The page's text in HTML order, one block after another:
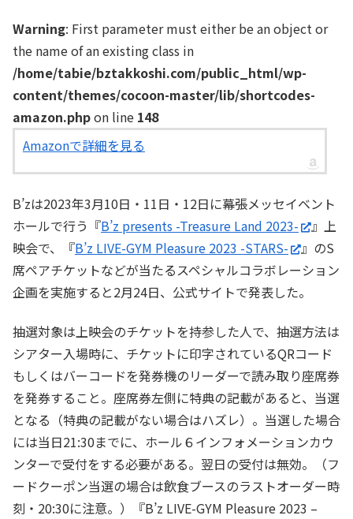
Warning: First parameter must either be an object or
the name of an existing class in
/home/tabie/bztakkoshi.com/public_html/wp-
content/themes/cocoon-master/lib/shortcodes-
amazon.phpon line 148
Amazonで詳細を見る
B’zは2023年3月10日・11日・12日に幕張メッセイベント
ホールで行う『B’z presents -Treasure Land 2023-
』上
映会で、『B’z LIVE-GYM Pleasure 2023 -STARS-
』のS
席ペアチケットなどが当たるスペシャルコラボレーション
企画を実施すると2月24日、公式サイトで発表した。
抽選対象は上映会のチケットを持参した人で、抽選方法は
シアター入場時に、チケットに印字されているQRコード
もしくはバーコードを発券機のリーダーで読み取り座席券
を発券すること。座席券左側に特典の記載があると、当選
となる（特典の記載がない場合はハズレ）。当選した場合
には当日21:30までに、ホール６インフォメーションカウ
ンターで受付をする必要がある。翌日の受付は無効。（フ
ードクーポン当選の場合は飲食ブースのラストオーダー時
刻・20:30に注意。）『B’z LIVE-GYM Pleasure 2023 –